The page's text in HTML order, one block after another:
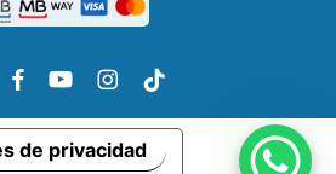
facebookyoutubeinstagram
tiktok
de privacidad